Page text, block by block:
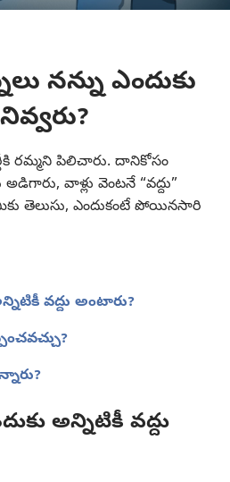
నన్ను ఎందుకు
రమ్మని పిలిచారు. దానికోసం
వాళ్లు వెంటనే “వద్దు”
తెలుసు, ఎందుకంటే పోయినసారి
వద్దు అంటారు?
అన్నిటికీ వద్దు